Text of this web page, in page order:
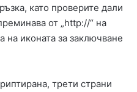
като проверите дали
от „http://“ на
на иконата за заключване
трети страни